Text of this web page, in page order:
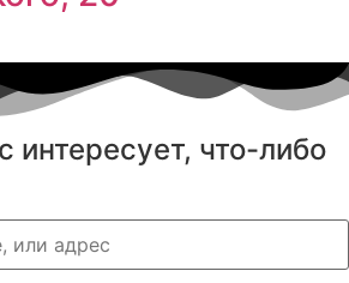
интересует, что-либо